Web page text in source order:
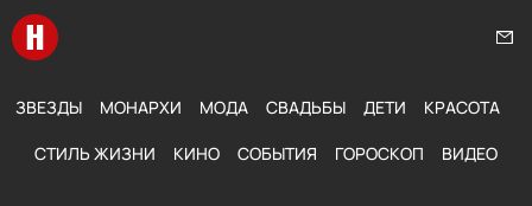
Перейти на главную
ЗВЕЗДЫ МОНАРХИ МОДА СВАДЬБЫ ДЕТИ КРАСОТА
СТИЛЬ ЖИЗНИ КИНО СОБЫТИЯ ГОРОСКОП ВИДЕО